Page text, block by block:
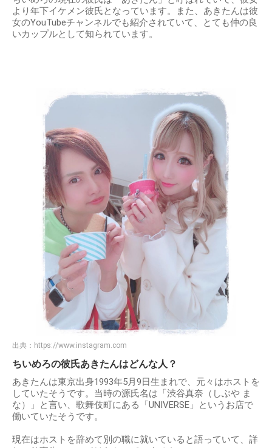
より年下イケメン彼氏となっています。また、あきたんは彼
女のYouTubeチャンネルでも紹介されていて、とても仲の良
いカップルとして知られています。
出典： https://www.instagram.com
ちいめろの彼氏あきたんはどんな人？
あきたんは東京出身1993年5月9日生まれで、元々はホストを
していたそうです。当時の源氏名は「渋谷真奈（しぶや ま
な）」と言い、歌舞伎町にある「UNIVERSE」というお店で
働いていたそうです。
現在はホストを辞めて別の職に就いていると語っていて、詳